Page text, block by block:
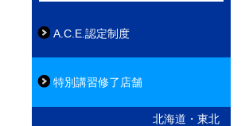
A.C.E.認定制度
特別講習修了店舗
北海道・東北